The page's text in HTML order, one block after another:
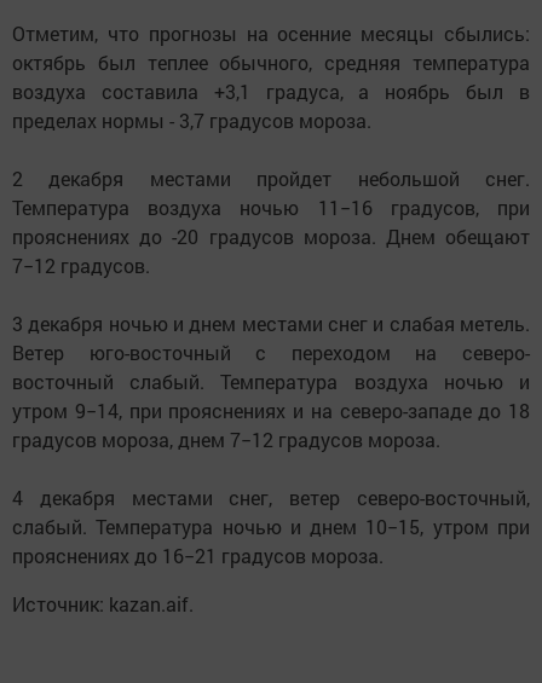
Отметим, что прогнозы на осенние месяцы сбылись:
октябрь был теплее обычного, средняя температура
воздуха составила +3,1 градуса, а ноябрь был в
пределах нормы - 3,7 градусов мороза.
2 декабря местами пройдет небольшой снег.
Температура воздуха ночью 11−16 градусов, при
прояснениях до -20 градусов мороза. Днем обещают
7−12 градусов.
3 декабря ночью и днем местами снег и слабая метель.
Ветер юго-восточный с переходом на северо-
восточный слабый. Температура воздуха ночью и
утром 9−14, при прояснениях и на северо-западе до 18
градусов мороза, днем 7−12 градусов мороза.
4 декабря местами снег, ветер северо-восточный,
слабый. Температура ночью и днем 10−15, утром при
прояснениях до 16−21 градусов мороза.
Источник: kazan.aif.